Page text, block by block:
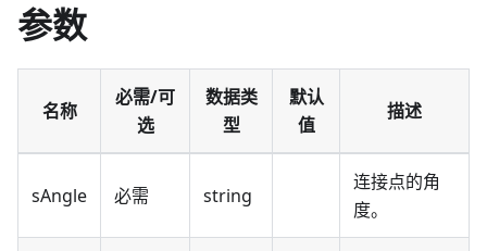
参数
名称
必需/可
选
数据类
型
默认
值
描述
sAngle 必需 string
连接点的角
度。